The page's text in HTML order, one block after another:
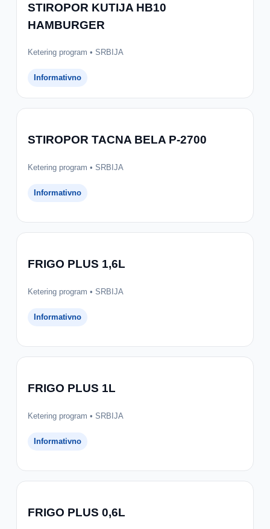
STIROPOR KUTIJA HB10
HAMBURGER
Ketering program • SRBIJA
Informativno
STIROPOR TACNA BELA P-2700
Ketering program • SRBIJA
Informativno
FRIGO PLUS 1,6L
Ketering program • SRBIJA
Informativno
FRIGO PLUS 1L
Ketering program • SRBIJA
Informativno
FRIGO PLUS 0,6L